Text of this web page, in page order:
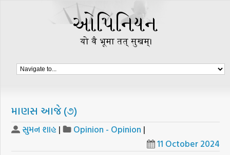
માણસ આજે (૭)
સુમન શાહ | Opinion - Opinion |
11 October 2024